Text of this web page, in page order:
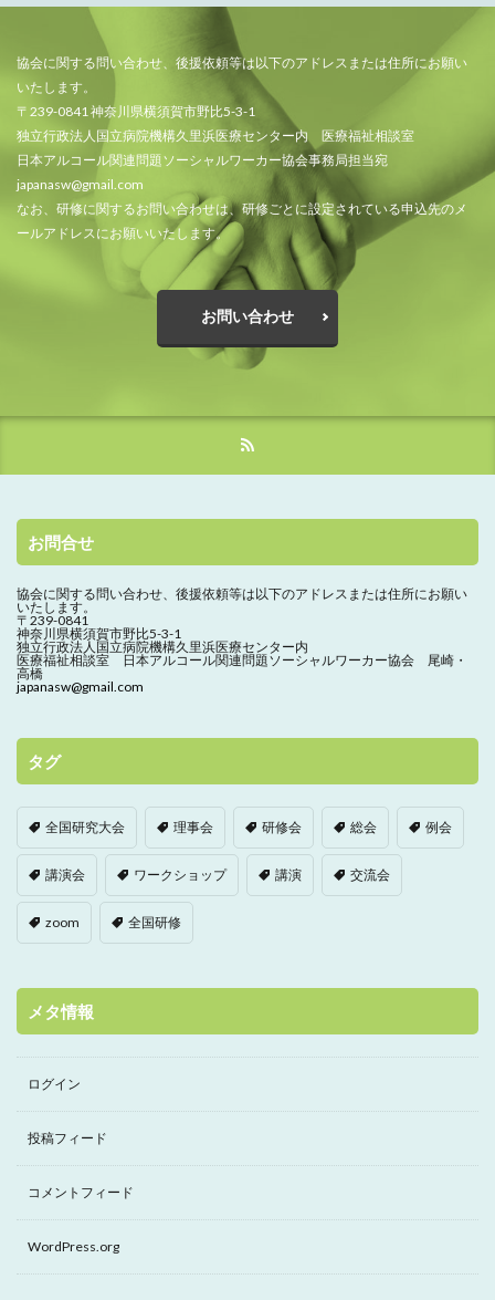
協会に関する問い合わせ、後援依頼等は以下のアドレスまたは住所にお願い
いたします。
〒239-0841 神奈川県横須賀市野比5-3-1
独立行政法人国立病院機構久里浜医療センター内 医療福祉相談室
日本アルコール関連問題ソーシャルワーカー協会事務局担当宛
japanasw@gmail.com
なお、研修に関するお問い合わせは、研修ごとに設定されている申込先のメ
ールアドレスにお願いいたします。
お問い合わせ
お問合せ
協会に関する問い合わせ、 後援依頼等は以下のアドレスまたは住所にお願い
いたします。
〒239-0841
神奈川県横須賀市野比5-3-1
独立行政法人国立病院機構久里浜医療センター内
医療福祉相談室 日本アルコール関連問題ソーシャルワーカー協会 尾崎・
高橋
japanasw@gmail.com
タグ
全国研究大会 理事会 研修会 総会 例会
講演会 ワークショップ 講演 交流会
zoom 全国研修
メタ情報
ログイン
投稿フィード
コメントフィード
WordPress.org